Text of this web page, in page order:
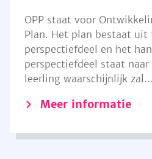
OPP staat voor
Plan. Het plan bestaat uit
perspectiefdeel en het
perspectiefdeel staat
leerling waarschijnlijk zal...
Meer informatie